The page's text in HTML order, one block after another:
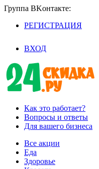
Группа BKoнтaктe:
РЕГИСТРАЦИЯ
ВХОД
Как это работает?
Вопросы и ответы
Для вашего бизнеса
Все акции
Еда
Здоровье